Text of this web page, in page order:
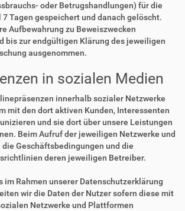
oder Betrugshandlungen) für die
7 Tagen gespeichert und danach gelöscht.
Aufbewahrung zu Beweiszwecken
bis zur endgültigen Klärung des jeweiligen
ausgenommen.
in sozialen Medien
innerhalb sozialer Netzwerke
mit den dort aktiven Kunden, Interessenten
und sie dort über unsere Leistungen
Beim Aufruf der jeweiligen Netzwerke und
Geschäftsbedingungen und die
deren jeweiligen Betreiber.
im Rahmen unserer Datenschutzerklärung
wir die Daten der Nutzer sofern diese mit
Netzwerke und Plattformen